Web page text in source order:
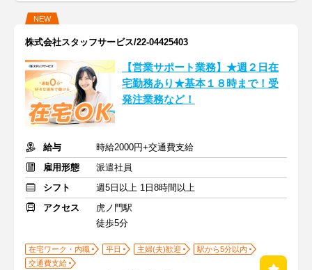
NEW
株式会社スタッフサービス/22-04425403
【営業サポート業務】★週２日在
宅勤務あり★基本１８時まで！受
発注業務など！
給与
時給2000円+交通費支給
雇用形態
派遣社員
シフト
週5日以上 1日8時間以上
アクセス
虎ノ門駅
徒歩5分
在宅ワーク・内職 平日 主婦(夫)歓迎
駅から5分以内
交通費支給